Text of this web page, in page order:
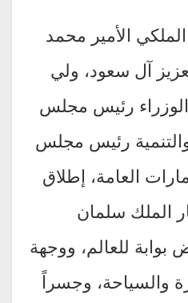
الأمير محمد
آل سعود، ولي
رئيس مجلس
رئيس مجلس
العامة، إطلاق
الملك سلمان
بوابة للعالم، ووجهة
والسياحة، وجسراً